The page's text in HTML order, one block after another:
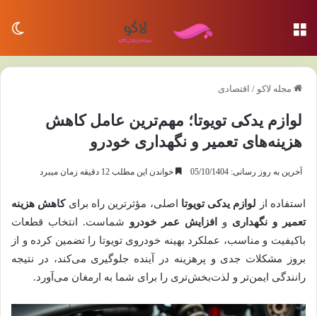
مجله لاکو / اقتصادی
لوازم یدکی تویوتا؛ مهم‌ترین عامل کاهش
هزینه‌های تعمیر و نگهداری خودرو
آخرین به روز رسانی: 05/10/1404 خواندن این مطلب 12 دقیقه زمان میبرد
استفاده از لوازم یدکی تویوتا اصلی، مؤثرترین راه برایکاهش هزینه
تعمیر و نگهداری و افزایش عمر خودرو شماست. انتخاب قطعات
باکیفیت و مناسب، عملکرد بهینه خودروی تویوتا را تضمین کرده و از
بروز مشکلات جدی و پرهزینه در آینده جلوگیری می‌کند، در نتیجه
رانندگی ایمن‌تر و لذت‌بخش‌تری را برای شما به ارمغان می‌آورد.